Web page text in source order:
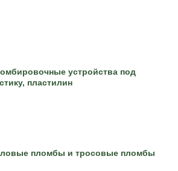
устройства под
пластилин
пломбы и тросовые пломбы